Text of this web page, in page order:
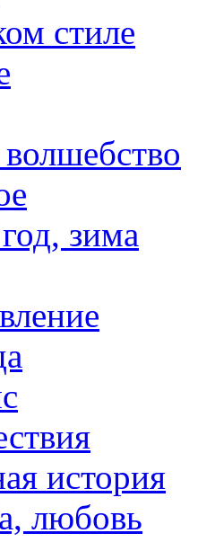
стиле
зима
история
любовь